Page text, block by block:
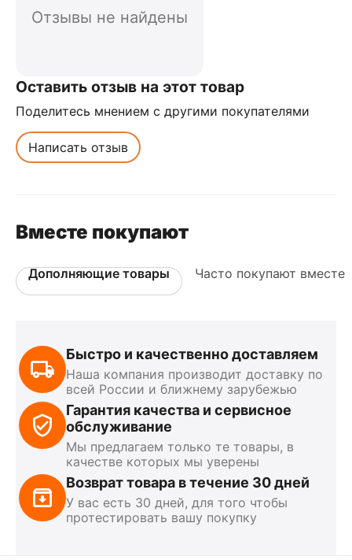
Отзывы не найдены
Оставить отзыв на этот товар
Поделитесь мнением с другими покупателями
Написать отзыв
Вместе покупают
Дополняющие товары Часто покупают вместе
Быстро и качественно доставляем
Наша компания производит доставку по
всей России и ближнему зарубежью
Гарантия качества и сервисное
обслуживание
Мы предлагаем только те товары, в
качестве которых мы уверены
Возврат товара в течение 30 дней
У вас есть 30 дней, для того чтобы
протестировать вашу покупку